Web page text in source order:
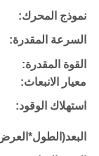
نموذج المحرك:
السرعة المقدرة:
القوة المقدرة:
معيار الانبعاث:
استهلاك الوقود: